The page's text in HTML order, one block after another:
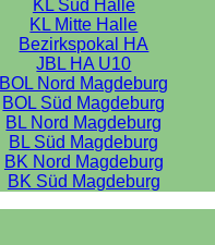
KL Süd Halle
KL Mitte Halle
Bezirkspokal HA
JBL HA U10
BOL Nord Magdeburg
BOL Süd Magdeburg
BL Nord Magdeburg
BL Süd Magdeburg
BK Nord Magdeburg
BK Süd Magdeburg